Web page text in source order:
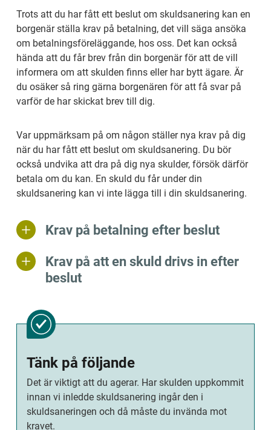
Trots att du har fått ett beslut om skuldsanering kan en
borgenär ställa krav på betalning, det vill säga ansöka
om betalningsföreläggande, hos oss. Det kan också
hända att du får brev från din borgenär för att de vill
informera om att skulden finns eller har bytt ägare. Är
du osäker så ring gärna borgenären för att få svar på
varför de har skickat brev till dig.
Var uppmärksam på om någon ställer nya krav på dig
när du har fått ett beslut om skuldsanering. Du bör
också undvika att dra på dig nya skulder, försök därför
betala om du kan. En skuld du får under din
skuldsanering kan vi inte lägga till i din skuldsanering.
Krav på betalning efter beslut
Krav på att en skuld drivs in efter
beslut
Tänk på följande
Det är viktigt att du agerar. Har skulden uppkommit
innan vi inledde skuld­sanering ingår den i
skuldsaneringen och då måste du invända mot
kravet.